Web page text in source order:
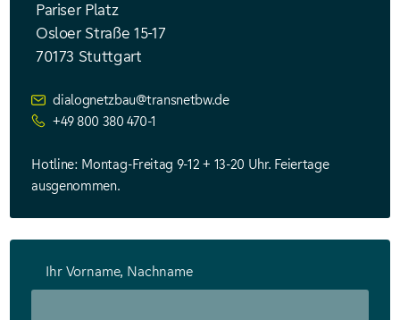
Pariser Platz
Osloer Straße 15-17
70173 Stuttgart
dialognetzbau@transnetbw.de
+49 800 380 470-1
Hotline: Montag-Freitag 9-12 + 13-20 Uhr. Feiertage
ausgenommen.
Ihr Vorname, Nachname